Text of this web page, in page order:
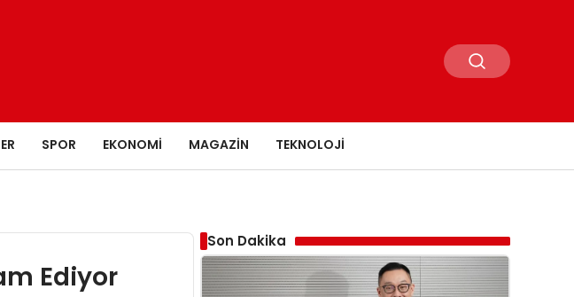
SPOR EKONOMI MAGAZIN TEKNOLOJI
Ediyor
Son Dakika